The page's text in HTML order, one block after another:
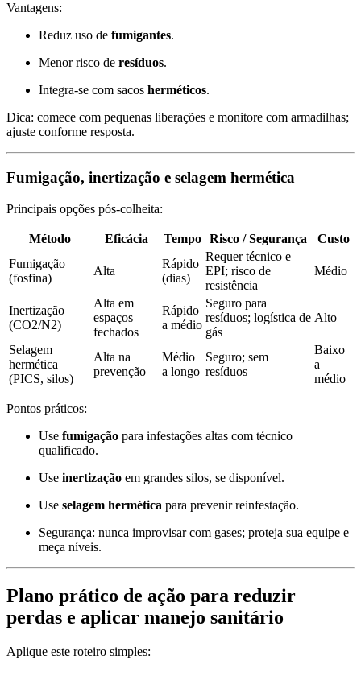
Vantagens:
Reduz uso de fumigantes.
Menor risco de resíduos.
Integra-se com sacos herméticos.
Dica: comece com pequenas liberações e monitore com armadilhas;
ajuste conforme resposta.
Fumigação, inertização e selagem hermética
Principais opções pós-colheita:
Método Eficácia Tempo Risco / Segurança
Custo
Fumigação
(fosfina)
Alta
Rápido
(dias)
Requer técnico e
EPI; risco de
resistência
Médio
Inertização
(CO2/N2)
Alta em
espaços
fechados
Rápido
a médio
Seguro para
resíduos; logística de
gás
Alto
Selagem
hermética
(PICS, silos)
Alta na
prevenção
Médio
a longo
Seguro; sem
resíduos
Baixo
a
médio
Pontos práticos:
Use fumigação para infestações altas com técnico
qualificado.
Use inertização em grandes silos, se disponível.
Use selagem hermética para prevenir reinfestação.
Segurança: nunca improvisar com gases; proteja sua equipe e
meça níveis.
Plano prático de ação para reduzir
perdas e aplicar manejo sanitário
Aplique este roteiro simples: